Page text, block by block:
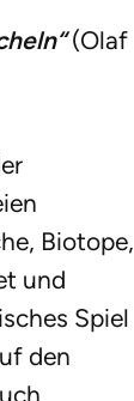
(Olaf
Biotope,
und
Spiel
den